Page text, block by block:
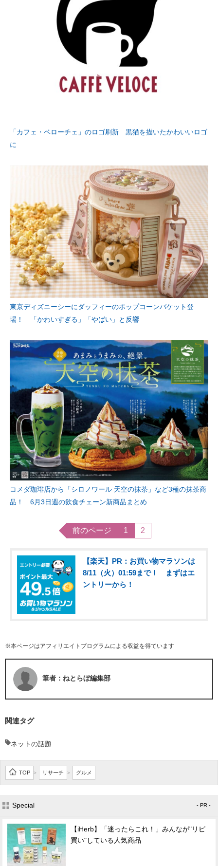
「カフェ・ベローチェ」のロゴ刷新 黒猫を描いたかわいいロゴ
に
東京ディズニーシーにダッフィーのポップコーンバケット登
場！ 「かわいすぎる」「やばい」と反響
コメダ珈琲店から「シロノワール 天空の抹茶」など3種の抹茶商
品！ 6月3日週の飲食チェーン新商品まとめ
前のページ 1 2
【楽天】PR：お買い物マラソンは
8/11（火）01:59まで！ まずはエ
ントリーから！
※本ページはアフィリエイトプログラムによる収益を得ています
筆者：ねとらぼ編集部
関連タグ
ネットの話題
TOP > リサーチ > グルメ
Special - PR -
【iHerb】「迷ったらこれ！」みんなが"リピ
買い"している人気商品